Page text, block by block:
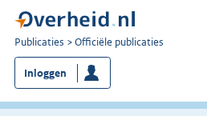
U
bent
nu
hier:
Publicaties Officiële publicaties
Inloggen